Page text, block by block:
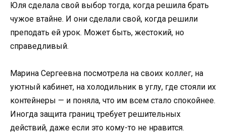
Юля сделала свой выбор тогда, когда решила брать
чужое втайне. И они сделали свой, когда решили
преподать ей урок. Может быть, жестокий, но
справедливый.
Марина Сергеевна посмотрела на своих коллег, на
уютный кабинет, на холодильник в углу, где стояли их
контейнеры — и поняла, что им всем стало спокойнее.
Иногда защита границ требует решительных
действий, даже если это кому-то не нравится.